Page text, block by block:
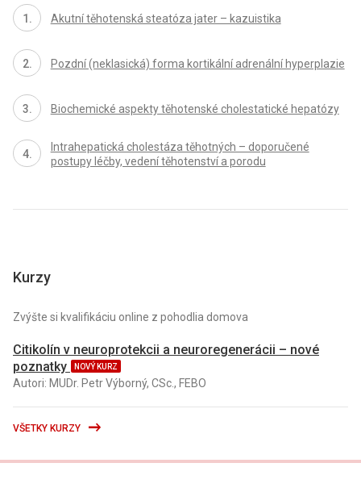
Akutní těhotenská steatóza jater – kazuistika
Pozdní (neklasická) forma kortikální adrenální hyperplazie
Biochemické aspekty těhotenské cholestatické hepatózy
Intrahepatická cholestáza těhotných – doporučené
postupy léčby, vedení těhotenství a porodu
Kurzy
Zvýšte si kvalifikáciu online z pohodlia domova
Citikolín v neuroprotekcii a neuroregenerácii – nové
poznatky
NOVÝ KURZ
Autori: MUDr. Petr Výborný, CSc., FEBO
VŠETKY KURZY